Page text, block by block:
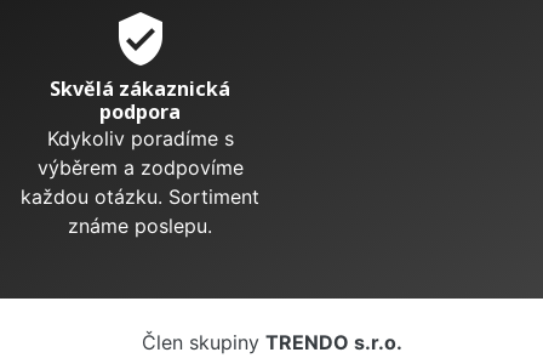
verified_user
Skvělá zákaznická
podpora
Kdykoliv poradíme s
výběrem a zodpovíme
každou otázku. Sortiment
známe poslepu.
Člen skupiny TRENDO s.r.o.